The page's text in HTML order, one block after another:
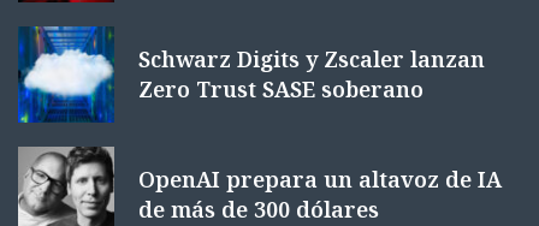
Schwarz Digits y Zscaler lanzan
Zero Trust SASE soberano
OpenAI prepara un altavoz de IA
de más de 300 dólares